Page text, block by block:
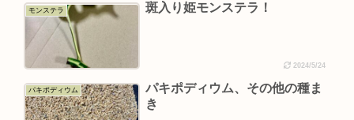
モンステラ 斑入り姫モンステラ！
2024/5/24
パキポディウム
パキポディウム、その他の種ま
き